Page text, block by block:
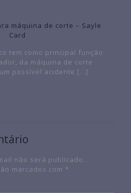
máquina de corte – Sayle
Card
tem como principal função
da máquina de corte
possível acidente […]
não será publicado.
marcados com *